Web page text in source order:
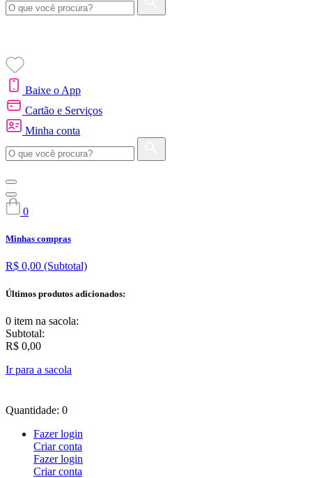
Baixe o App
Cartão e Serviços
Minha conta
0
Minhas compras
R$ 0,00 (Subtotal)
Últimos produtos adicionados:
0 item na sacola:
Subtotal:
R$ 0,00
Ir para a sacola
Quantidade: 0
Fazer login
Criar conta
Fazer login
Criar conta